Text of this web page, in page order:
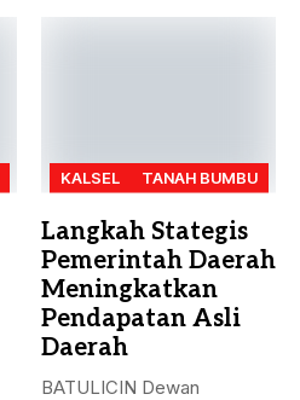
KALSEL TANAH BUMBU
Langkah Stategis
Pemerintah Daerah
Meningkatkan
Pendapatan Asli
Daerah
BATULICIN Dewan